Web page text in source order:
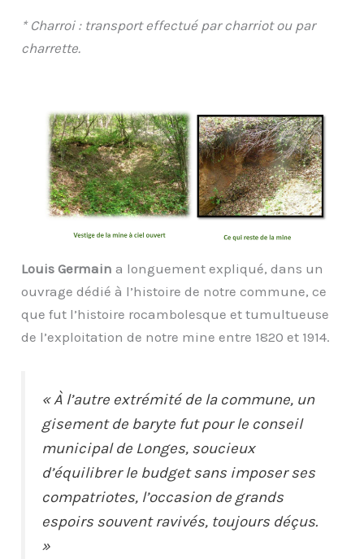
* Charroi : transport effectué par charriot ou par
charrette.
Louis Germain a longuement expliqué, dans un
ouvrage dédié à l’histoire de notre commune, ce
que fut l’histoire rocambolesque et tumultueuse
de l’exploitation de notre mine entre 1820 et 1914.
« À l’autre extrémité de la commune, un
gisement de baryte fut pour le conseil
municipal de Longes, soucieux
d’équilibrer le budget sans imposer ses
compatriotes, l’occasion de grands
espoirs souvent ravivés, toujours déçus.
»